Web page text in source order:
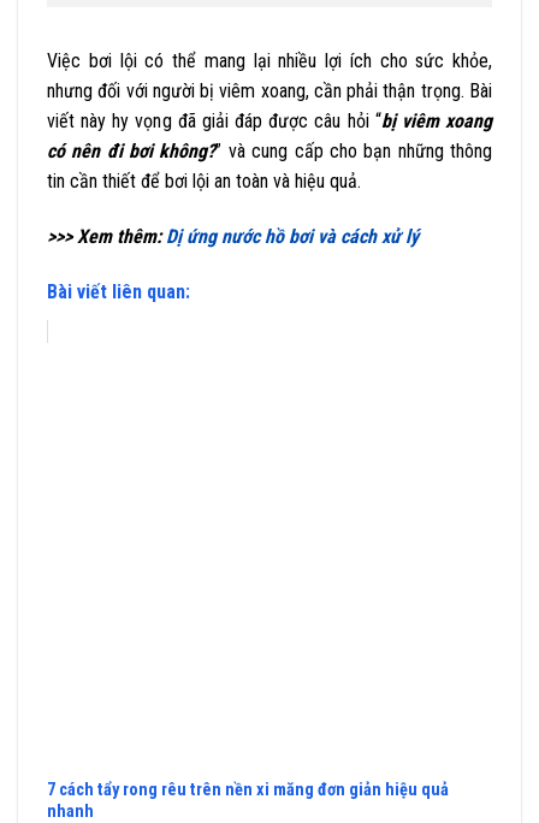
Việc bơi lội có thể mang lại nhiều lợi ích cho sức khỏe,
nhưng đối với người bị viêm xoang, cần phải thận trọng. Bài
viết này hy vọng đã giải đáp được câu hỏi “bị viêm xoang
có nên đi bơi không?” và cung cấp cho bạn những thông
tin cần thiết để bơi lội an toàn và hiệu quả.
>>> Xem thêm:Dị ứng nước hồ bơi và cách xử lý
Bài viết liên quan:
7 cách tẩy rong rêu trên nền xi măng đơn giản hiệu quả
nhanh